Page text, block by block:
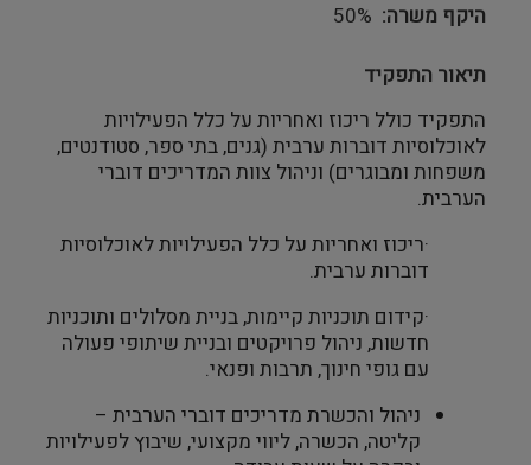
היקף משרה 50%
תיאור התפקיד
התפקיד כולל ריכוז ואחריות על כלל הפעילויות
לאוכלוסיות דוברות ערבית (גנים, בתי ספר, סטודנטים,
משפחות ומבוגרים) וניהול צוות המדריכים דוברי
הערבית.
·ריכוז ואחריות על כלל הפעילויות לאוכלוסיות
דוברות ערבית.
·קידום תוכניות קיימות, בניית מסלולים ותוכניות
חדשות, ניהול פרויקטים ובניית שיתופי פעולה
עם גופי חינוך, תרבות ופנאי.
ניהול והכשרת מדריכים דוברי הערבית –
קליטה, הכשרה, ליווי מקצועי, שיבוץ לפעילויות